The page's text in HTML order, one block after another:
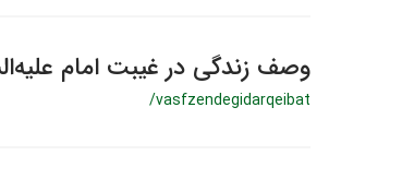
وصف زندگی در غیبت امام
/vasfzendegidarqeibat